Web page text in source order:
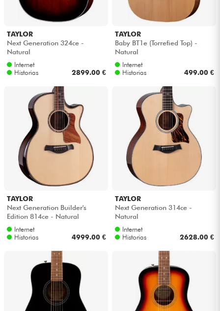
TAYLOR
Next Generation 324ce -
Natural
Internet
Historias
2899.00 €
TAYLOR
Baby BT1e (Torrefied Top) -
Natural
Internet
Historias
499.00 €
TAYLOR
Next Generation Builder's
Edition 814ce - Natural
Internet
Historias
4999.00 €
TAYLOR
Next Generation 314ce -
Natural
Internet
Historias
2628.00 €